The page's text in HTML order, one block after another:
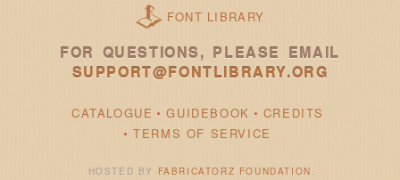
FONT LIBRARY
FOR QUESTIONS, PLEASE EMAIL
SUPPORT@FONTLIBRARY.ORG
CATALOGUE GUIDEBOOK
CREDITS
TERMS OF SERVICE
HOSTED BY FABRICATORZ FOUNDATION .